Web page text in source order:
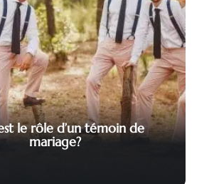
le rôle d’un témoin de
mariage?